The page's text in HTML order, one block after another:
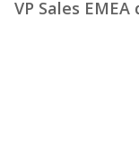
VP Sales